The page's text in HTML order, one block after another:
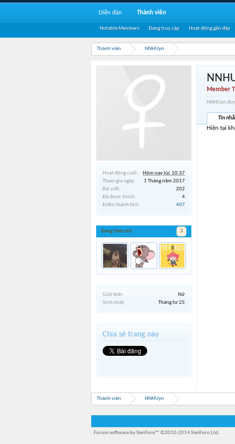
Thành viên NNHUyn
Hoạt động cuối:
Hôm nay lúc 10:37
Tham gia ngày:
1 Tháng năm 2017
Bài viết:
202
Đã được thích:
4
Điểm thành tích:
407
Đang theo dõi 3
Giới tính:
Nữ
Sinh nhật:
Tháng tư 25
Chia sẻ trang này
Member
NNHUyn
Tin
Hiện tại
Thành viên NNHUyn
Diễn đàn Thành viên
Notable Members Đang truy cập Hoạt động gần đây
Forum software by XenForo™ ©2010-2014 XenForo Ltd.